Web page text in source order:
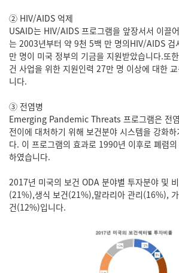
② HIV/AIDS 억제
USAID는 HIV/AIDS 프로그램을 앞장서서 이끌
는 2003년부터 약 9천 5백 만 명의HIV/AIDS 검
만 명이 미국 정부의 기금을 지원받았습니다.또
건 사업을 위한 지원인력 27만 명 이상에 대한
니다.
③ 전염병
Emerging Pandemic Threats 프로그램은 전
전이에 대처하기 위해 보건분야 시스템을 강화
다. 이 프로그램의 효과로 1990년 이후로 폐렴
하였습니다.
2017년 미국의 보건 ODA 분야별 투자분야 및
(21%),생식 보건(21%),말라리아 관리(16%),
건(12%)입니다.